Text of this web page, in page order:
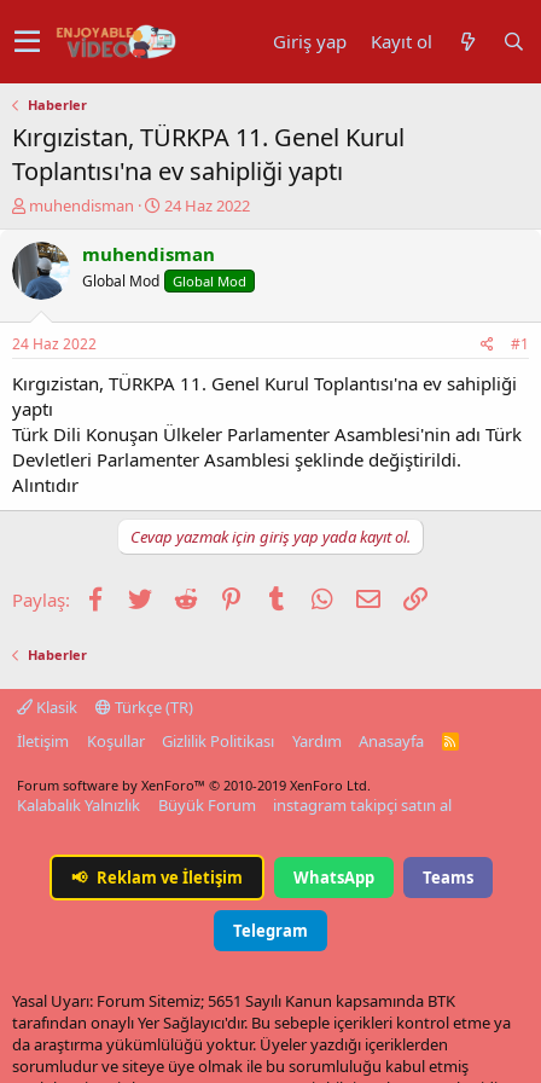
Giriş yap Kayıt ol
Haberler
Kırgızistan, TÜRKPA 11. Genel Kurul
Toplantısı'na ev sahipliği yaptı
K
n
u
y
b
a
ş
a
t
a
n
muhendisman
B
ş
l
a
ç
a
r
i
i
24 Haz 2022
muhendisman
Global Mod Global Mod
24 Haz 2022 #1
Kırgızistan, TÜRKPA 11. Genel Kurul Toplantısı'na ev sahipliği
yaptı
Türk Dili Konuşan Ülkeler Parlamenter Asamblesi'nin adı Türk
Devletleri Parlamenter Asamblesi şeklinde değiştirildi.
Alıntıdır
Cevap yazmak için giriş yap yada kayıt ol.
Paylaş: Facebook
TwitterReddit PinterestTumblrWhatsApp
E-postaLink
Haberler
Klasik
Türkçe (TR)
İletişim
Koşullar Gizlilik Politikası Yardım Anasayfa
R
Forum software by XenForo™ © 2010-2019 XenForo Ltd.
Kalabalık Yalnızlık Büyük Forum instagram takipçi satın al
📢 Reklam ve İletişim WhatsApp Teams
Telegram
Yasal Uyarı: Forum Sitemiz; 5651 Sayılı Kanun kapsamında BTK
tarafından onaylı Yer Sağlayıcı'dır. Bu sebeple içerikleri kontrol etme ya
da araştırma yükümlülüğü yoktur. Üyeler yazdığı içeriklerden
sorumludur ve siteye üye olmak ile bu sorumluluğu kabul etmiş